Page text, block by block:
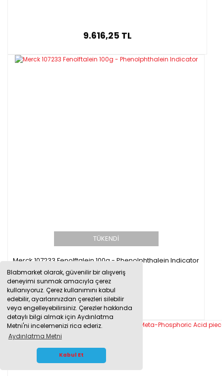
Blabmarket olarak, güvenilir bir alışveriş
deneyimi sunmak amacıyla çerez
kullanıyoruz. Çerez kullanımını kabul
edebilir, ayarlarınızdan çerezleri silebilir
veya engelleyebilirsiniz. Çerezler hakkında
detaylı bilgi almak için Aydınlatma
Metni'ni incelemenizi rica ederiz.
Aydınlatma Metni
Kabul Et
9.616,25 TL
TÜKENDİ
Merck 107233 Fenolftalein 100g - Phenolphthalein Indicator
4.532,50 TL
WHATSAPP İLETİŞİM